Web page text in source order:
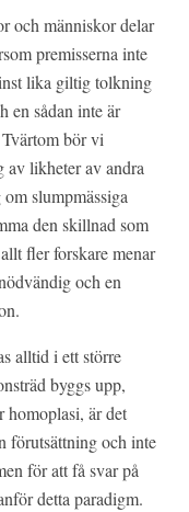
och människor delar
premisserna inte
lika giltig tolkning
en sådan inte är
bör vi
av likheter av andra
slumpmässiga
den skillnad som
fler forskare menar
och en
alltid i ett större
byggs upp,
homoplasi, är det
förutsättning och inte
för att få svar på
detta paradigm.